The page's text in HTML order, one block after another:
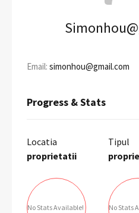
Email: simonhou@gmail.com
Progress & Stats
Locatia
proprietatii
No Stats Available!
Tipul
No Stats